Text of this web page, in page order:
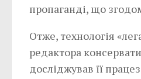
пропаганді, що
Отже, технологія
редактора
досліджував її